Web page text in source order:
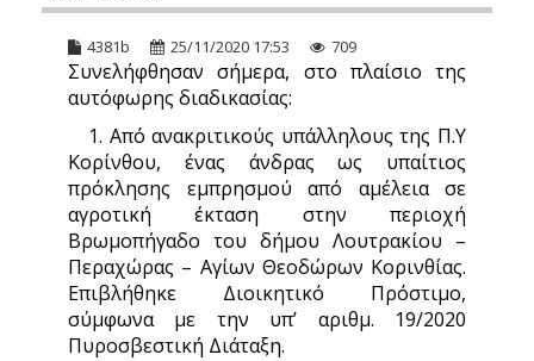
4381b 25/11/2020 17:53 709
Συνελήφθησαν σήμερα, στο πλαίσιο της
αυτόφωρης διαδικασίας:
1. Από ανακριτικούς υπάλληλους της Π.Υ
Κορίνθου, ένας άνδρας ως υπαίτιος
πρόκλησης εμπρησμού από αμέλεια σε
αγροτική έκταση στην περιοχή
Βρωμοπήγαδο του δήμου Λουτρακίου –
Περαχώρας – Αγίων Θεοδώρων Κορινθίας.
Επιβλήθηκε Διοικητικό Πρόστιμο,
σύμφωνα με την υπ’ αριθμ. 19/2020
Πυροσβεστική Διάταξη.